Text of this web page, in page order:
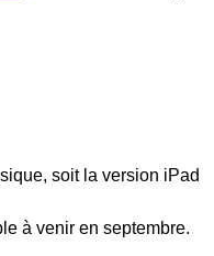
soit la version iPad
à venir en septembre.